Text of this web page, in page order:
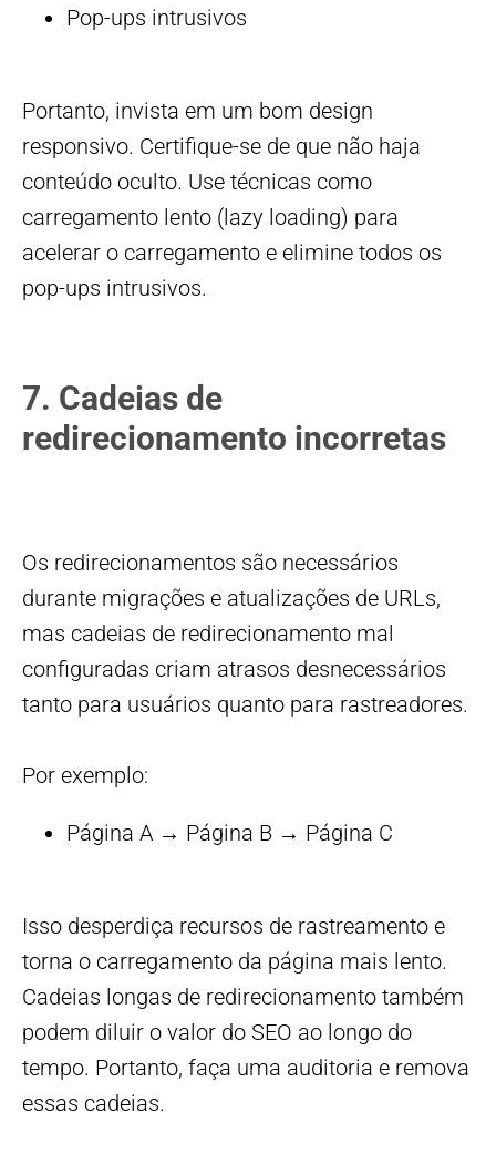
Pop-ups intrusivos
Portanto, invista em um bom design
responsivo. Certifique-se de que não haja
conteúdo oculto. Use técnicas como
carregamento lento (lazy loading) para
acelerar o carregamento e elimine todos os
pop-ups intrusivos.
7. Cadeias de
redirecionamento incorretas
Os redirecionamentos são necessários
durante migrações e atualizações de URLs,
mas cadeias de redirecionamento mal
configuradas criam atrasos desnecessários
tanto para usuários quanto para rastreadores.
Por exemplo:
Página A → Página B → Página C
Isso desperdiça recursos de rastreamento e
torna o carregamento da página mais lento.
Cadeias longas de redirecionamento também
podem diluir o valor do SEO ao longo do
tempo. Portanto, faça uma auditoria e remova
essas cadeias.